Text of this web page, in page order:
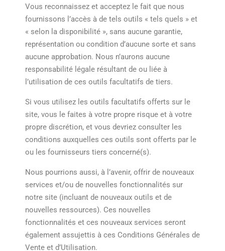
Vous reconnaissez et acceptez le fait que nous
fournissons l’accès à de tels outils « tels quels » et
« selon la disponibilité », sans aucune garantie,
représentation ou condition d’aucune sorte et sans
aucune approbation. Nous n’aurons aucune
responsabilité légale résultant de ou liée à
l’utilisation de ces outils facultatifs de tiers.
Si vous utilisez les outils facultatifs offerts sur le
site, vous le faites à votre propre risque et à votre
propre discrétion, et vous devriez consulter les
conditions auxquelles ces outils sont offerts par le
ou les fournisseurs tiers concerné(s).
Nous pourrions aussi, à l’avenir, offrir de nouveaux
services et/ou de nouvelles fonctionnalités sur
notre site (incluant de nouveaux outils et de
nouvelles ressources). Ces nouvelles
fonctionnalités et ces nouveaux services seront
également assujettis à ces Conditions Générales de
Vente et d’Utilisation.